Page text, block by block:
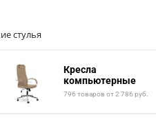
стулья
Кресла
компьютерные
796 товаров от 2 786 руб.